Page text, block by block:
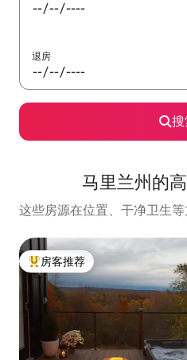
退房
马里兰州的
这些房源在位置、干净卫生等
热门「房客推荐」
房客推荐